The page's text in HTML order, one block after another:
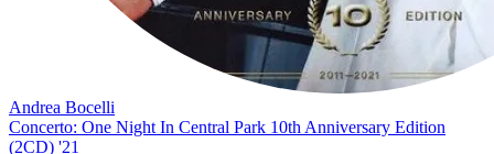
Andrea Bocelli
Concerto: One Night In Central Park 10th Anniversary Edition
(2CD) '21